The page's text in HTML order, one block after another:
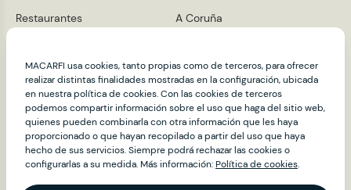
Restaurantes
Noticias
Embajadores
Sala de prensa
Contacto
A Coruña
Alicante
Almería
Asturias
Ávila
Badajoz
Barcelona
Burgos
Cáceres
MACARFI usa cookies, tanto propias como de terceros, para ofrecer
realizar distintas finalidades mostradas en la configuración, ubicada
en nuestra política de cookies. Con las cookies de terceros
podemos compartir información sobre el uso que haga del sitio web,
quienes pueden combinarla con otra información que les haya
proporcionado o que hayan recopilado a partir del uso que haya
hecho de sus servicios. Siempre podrá rechazar las cookies o
configurarlas a su medida. Más información:Política de cookies.